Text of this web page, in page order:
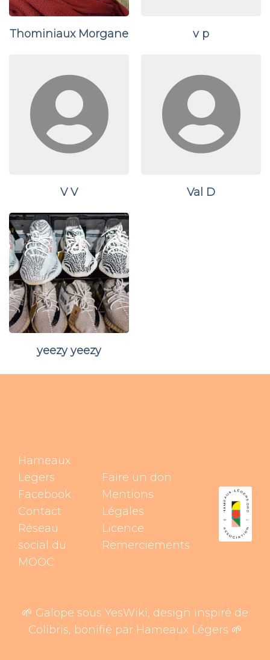
Thominiaux Morgane v p
V V Val D
yeezy yeezy
Hameaux
Legers
Facebook
Contact
Réseau
social du
MOOC
Faire un don
Mentions
Légales
Licence
Remerciements
🌱 Galope sous YesWiki, design inspiré de
Colibris, bonifié par Hameaux Légers 🌱